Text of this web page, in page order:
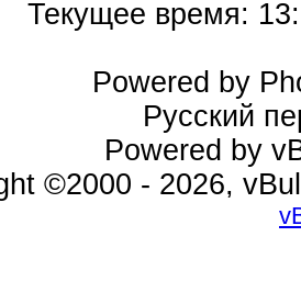
Текущее время:
Powered by
Русский
Powered by
©2000 - 2026,